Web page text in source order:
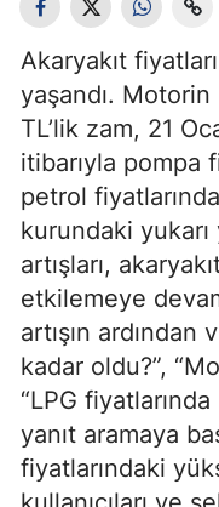
Akaryakıt
yaşandı. Motorin
TL’lik zam, 21
itibarıyla pompa
petrol
kurundaki
artışları,
etkilemeye
artışın ardından
kadar oldu?”,
“LPG
yanıt aramaya
fiyatlarındaki